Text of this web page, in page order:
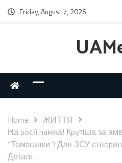
Friday, August 7, 2026
Home
ЖИТТЯ
На poсії naніkа! Кpyтіша за
“Томaгавки”! Для ЗСУ
Деталі…